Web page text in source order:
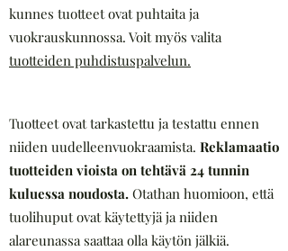
kunnes tuotteet ovat puhtaita ja
vuokrauskunnossa. Voit myös valita
tuotteiden puhdistuspalvelun.
Tuotteet ovat tarkastettu ja testattu ennen
niiden uudelleenvuokraamista. Reklamaatio
tuotteiden vioista on tehtävä 24 tunnin
kuluessa noudosta. Otathan huomioon, että
tuolihuput ovat käytettyjä ja niiden
alareunassa saattaa olla käytön jälkiä.